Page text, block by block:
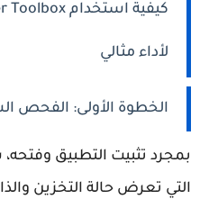
لأداء مثالي
الخطوة الأولى: الفحص
بمجرد تثبيت التطبيق
التي تعرض حالة التخزين